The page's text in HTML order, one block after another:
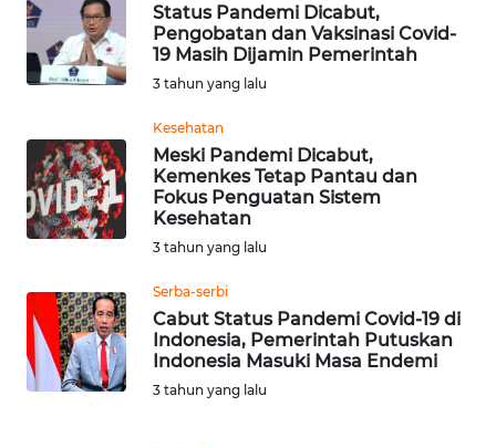
Status Pandemi Dicabut,
Pengobatan dan Vaksinasi Covid-
19 Masih Dijamin Pemerintah
3 tahun yang lalu
Kesehatan
Meski Pandemi Dicabut,
Kemenkes Tetap Pantau dan
Fokus Penguatan Sistem
Kesehatan
3 tahun yang lalu
Serba-serbi
Cabut Status Pandemi Covid-19 di
Indonesia, Pemerintah Putuskan
Indonesia Masuki Masa Endemi
3 tahun yang lalu
MALUT
WN
WN
DANAU
TOBA
NIAS
WN
LANGKAT